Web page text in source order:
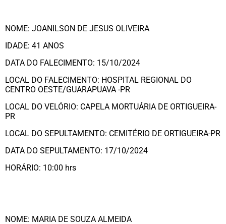
NOME: JOANILSON DE JESUS OLIVEIRA
IDADE: 41 ANOS
DATA DO FALECIMENTO: 15/10/2024
LOCAL DO FALECIMENTO: HOSPITAL REGIONAL DO
CENTRO OESTE/GUARAPUAVA -PR
LOCAL DO VELÓRIO: CAPELA MORTUÁRIA DE ORTIGUEIRA-
PR
LOCAL DO SEPULTAMENTO: CEMITÉRIO DE ORTIGUEIRA-PR
DATA DO SEPULTAMENTO: 17/10/2024
HORÁRIO: 10:00 hrs
NOME: MARIA DE SOUZA ALMEIDA